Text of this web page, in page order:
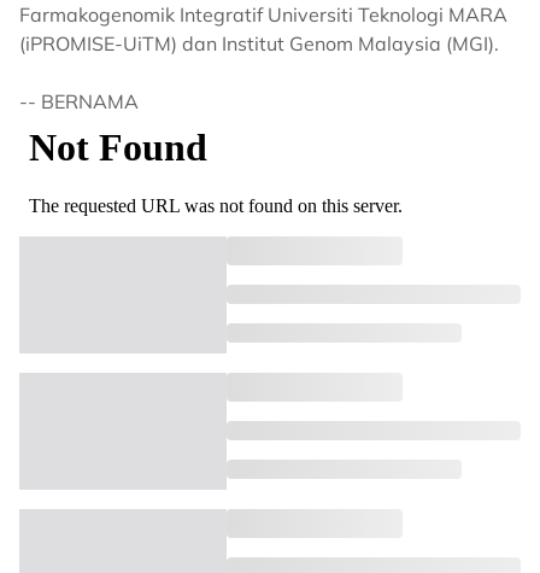
Farmakogenomik Integratif Universiti Teknologi MARA
(iPROMISE-UiTM) dan Institut Genom Malaysia (MGI).
-- BERNAMA